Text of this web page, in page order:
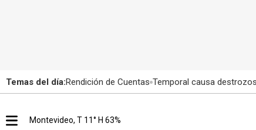
Temas del día:Rendición de Cuentas Temporal causa destrozos
Montevideo, T 11° H 63%